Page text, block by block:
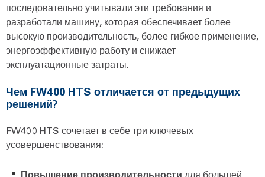
последовательно учитывали эти требования и
разработали машину, которая обеспечивает более
высокую производительность, более гибкое применение,
энергоэффективную работу и снижает
эксплуатационные затраты.
Чем FW400 HTS отличается от предыдущих
решений?
FW400 HTS сочетает в себе три ключевых
усовершенствования:
Повышение производительности для большей